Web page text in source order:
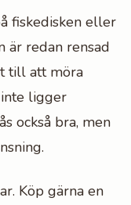
fiskedisken eller
är redan rensad
till att möra
ligger
också bra, men
Köp gärna en